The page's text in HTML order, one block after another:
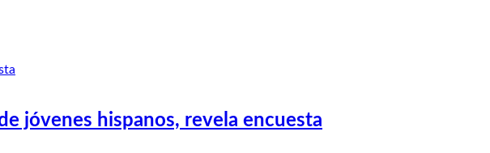
jóvenes hispanos, revela encuesta